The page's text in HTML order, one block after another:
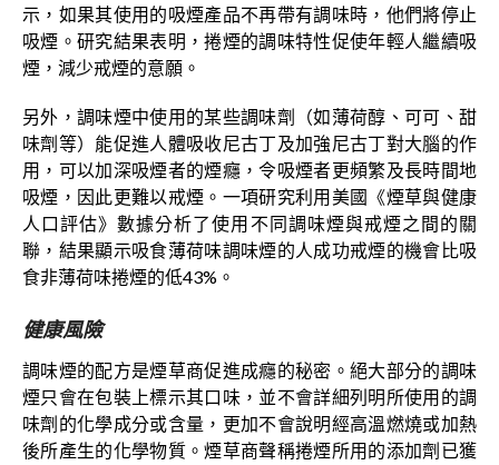
示，如果其使用的吸煙產品不再帶有調味時，他們將停止
吸煙。研究結果表明，捲煙的調味特性促使年輕人繼續吸
煙，減少戒煙的意願。
另外，調味煙中使用的某些調味劑（如薄荷醇、可可、甜
味劑等）能促進人體吸收尼古丁及加強尼古丁對大腦的作
用，可以加深吸煙者的煙癮，令吸煙者更頻繁及長時間地
吸煙，因此更難以戒煙。一項研究利用美國《煙草與健康
人口評估》數據分析了使用不同調味煙與戒煙之間的關
聯，結果顯示吸食薄荷味調味煙的人成功戒煙的機會比吸
食非薄荷味捲煙的低43%。
健康風險
調味煙的配方是煙草商促進成癮的秘密。絕大部分的調味
煙只會在包裝上標示其口味，並不會詳細列明所使用的調
味劑的化學成分或含量，更加不會說明經高溫燃燒或加熱
後所產生的化學物質。煙草商聲稱捲煙所用的添加劑已獲